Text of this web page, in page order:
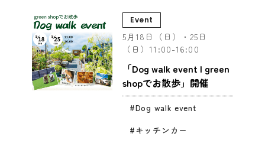
Event
5月18日（日）・25日
（日）11:00-16:00
「Dog walk event | green
shopでお散歩」開催
Dog walk event
キッチンカー